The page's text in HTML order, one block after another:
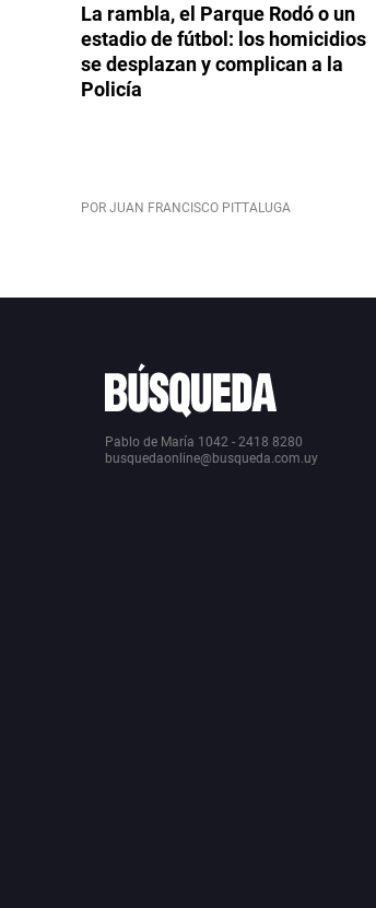
La rambla, el Parque Rodó o un
estadio de fútbol: los homicidios
se desplazan y complican a la
Policía
POR JUAN FRANCISCO PITTALUGA
Pablo de María 1042 - 2418 8280
busquedaonline@busqueda.com.uy